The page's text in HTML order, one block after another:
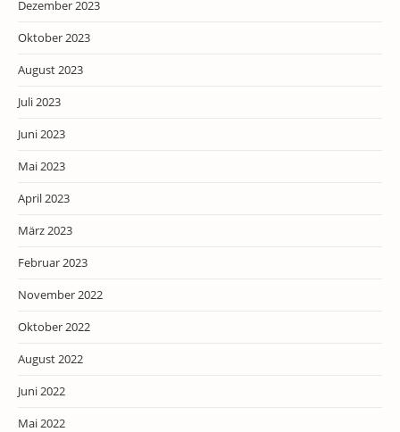
Dezember 2023
Oktober 2023
August 2023
Juli 2023
Juni 2023
Mai 2023
April 2023
März 2023
Februar 2023
November 2022
Oktober 2022
August 2022
Juni 2022
Mai 2022